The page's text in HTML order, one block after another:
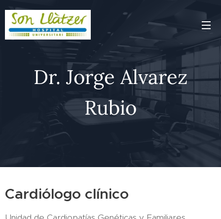
Dr. Jorge Alvarez
Rubio
Cardiólogo clínico